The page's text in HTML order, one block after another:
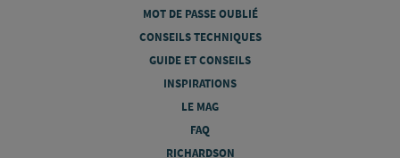
MOT DE PASSE OUBLIÉ
CONSEILS TECHNIQUES
GUIDE ET CONSEILS
INSPIRATIONS
LE MAG
FAQ
RICHARDSON